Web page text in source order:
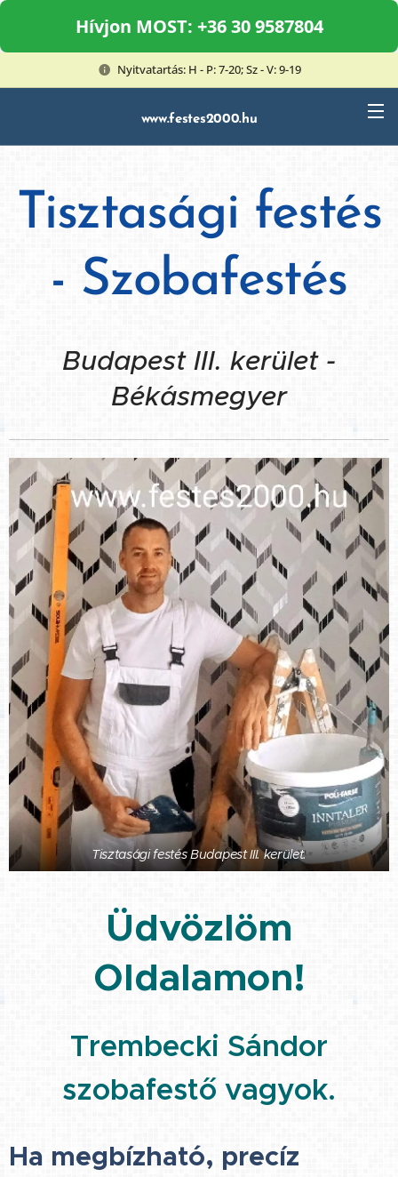
Hívjon MOST: +36 30 9587804
Nyitvatartás: H - P: 7-20; Sz - V: 9-19
www.festes2000.hu
Tisztasági festés
- Szobafestés
Budapest III. kerület -
Békásmegyer
Tisztasági festés Budapest III. kerület.
Üdvözlöm
Oldalamon!
Trembecki Sándor
szobafestő vagyok.
Ha megbízható, precíz